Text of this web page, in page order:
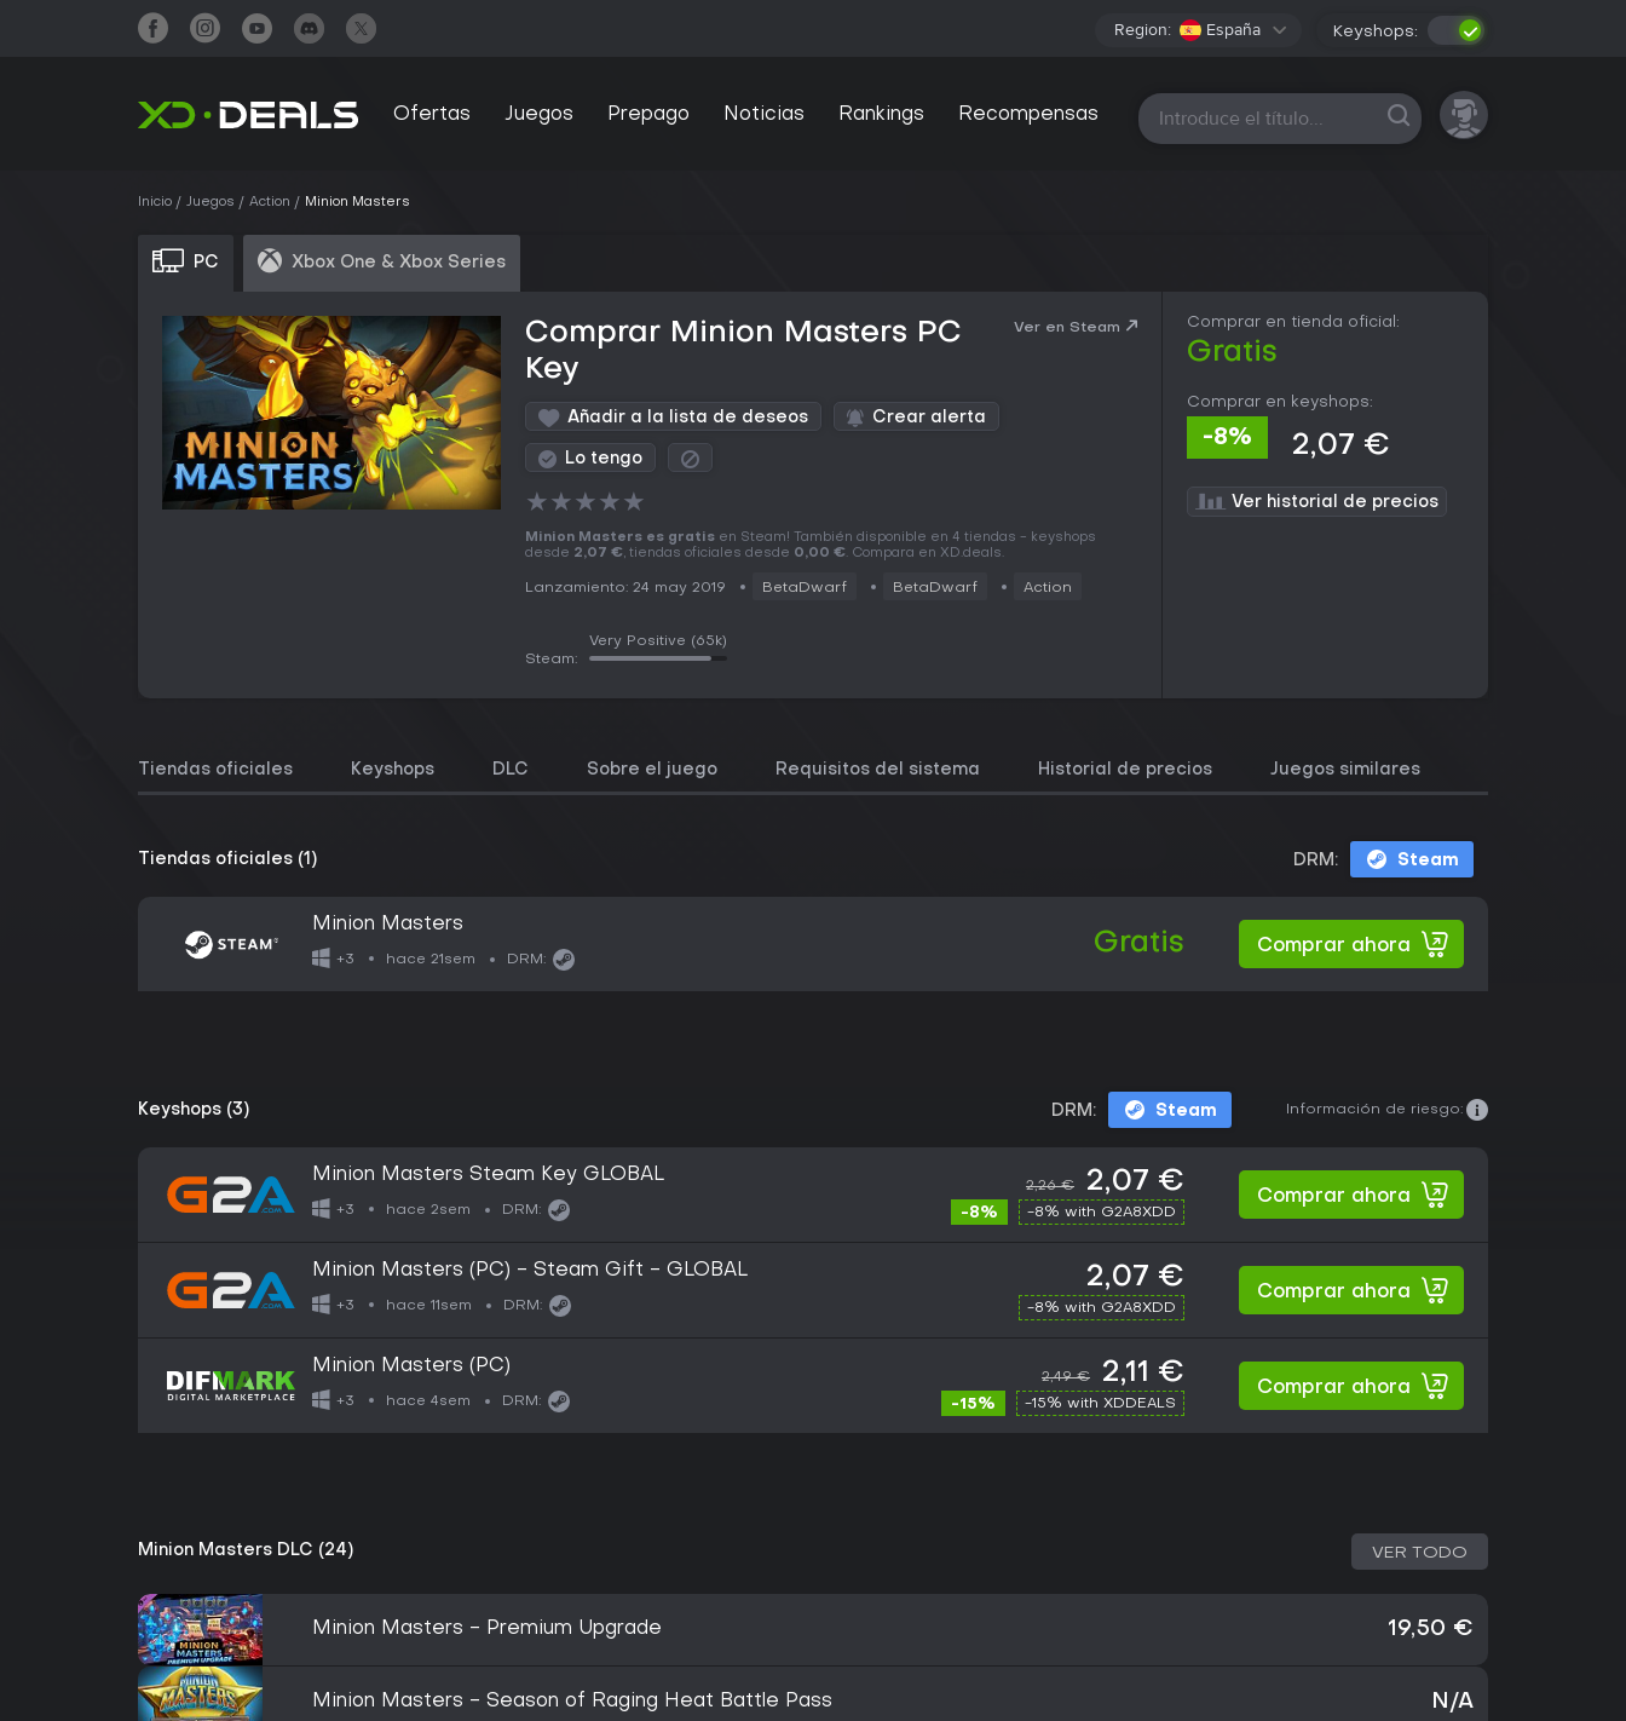
Region: España Keyshops:
Ofertas Juegos Prepago Noticias Rankings Recompensas Todas las plataformas
Inicio Juegos Action Minion Masters
PC Xbox One & Xbox Series
Comprar Minion Masters PC
Key
Ver en Steam
Añadir a la lista de deseos Crear alerta
Lo tengo
★★★★★
Minion Masters es gratis en Steam! También disponible en 4 tiendas - keyshops
desde 2,07 €, tiendas oficiales desde 0,00 €. Compara en XD.deals.
Lanzamiento: 24 may 2019 BetaDwarf BetaDwarf Action
Steam:
Very Positive (65k)
Comprar en tienda oficial:
Gratis
Comprar en keyshops:
-8% 2,07 €
Ver historial de precios
Tiendas oficiales Keyshops DLC Sobre el juego Requisitos del sistema Historial de precios Juegos similares
Tiendas oficiales (1) DRM: Steam
Minion Masters
+3 hace 21sem DRM:
Gratis Comprar ahora
Keyshops (3) DRM: Steam Información de riesgo:
Minion Masters Steam Key GLOBAL
+3 hace 2sem DRM:
2,26 € 2,07 €
-8% -8% with G2A8XDD
Comprar ahora
Minion Masters (PC) - Steam Gift - GLOBAL
+3 hace 11sem DRM:
2,07 €
-8% with G2A8XDD
Comprar ahora
Minion Masters (PC)
+3 hace 4sem DRM:
2,49 € 2,11 €
-15% -15% with XDDEALS
Comprar ahora
Minion Masters DLC (24) VER TODO
Minion Masters - Premium Upgrade 19,50 €
Minion Masters - Season of Raging Heat Battle Pass N/A